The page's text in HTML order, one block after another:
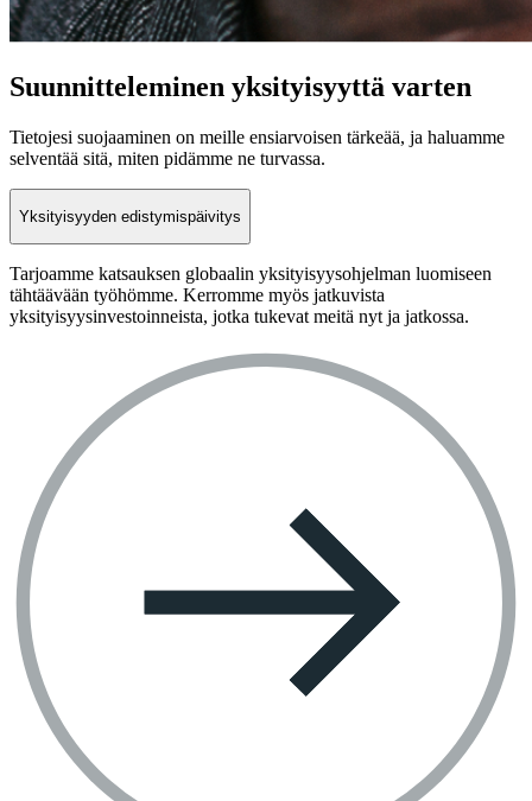
Suunnitteleminen yksityisyyttä varten
Tietojesi suojaaminen on meille ensiarvoisen tärkeää, ja haluamme
selventää sitä, miten pidämme ne turvassa.
Yksityisyyden edistymispäivitys
Tarjoamme katsauksen globaalin yksityisyysohjelman luomiseen
tähtäävään työhömme. Kerromme myös jatkuvista
yksityisyysinvestoinneista, jotka tukevat meitä nyt ja jatkossa.